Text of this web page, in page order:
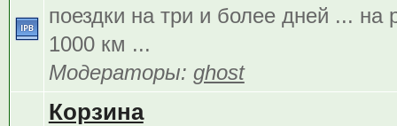
поездки на три и более дней ... на
1000 км ...
Модераторы: ghost
Корзина